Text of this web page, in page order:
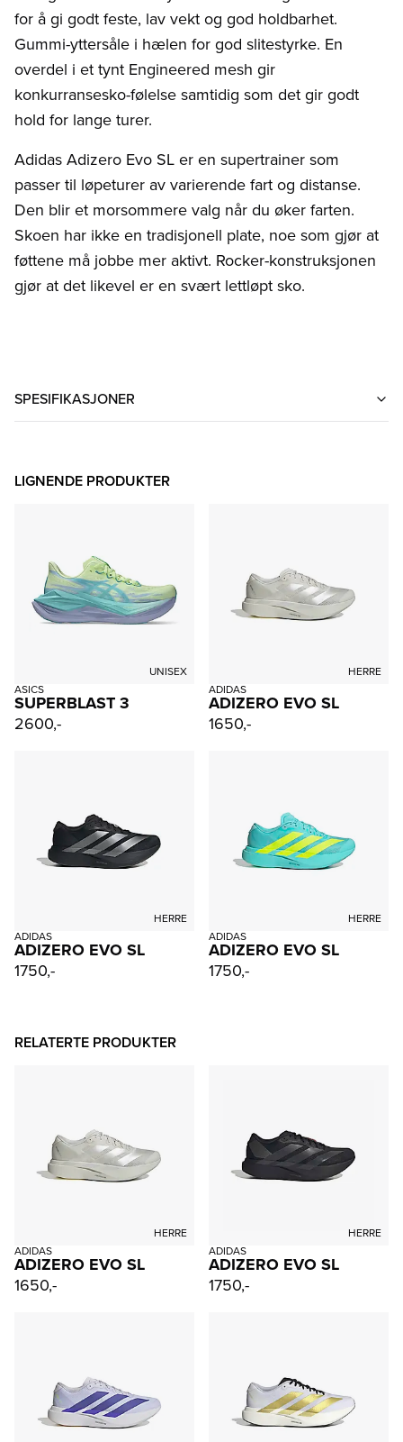
for å gi godt feste, lav vekt og god holdbarhet.
Gummi-yttersåle i hælen for god slitestyrke. En
overdel i et tynt Engineered mesh gir
konkurransesko-følelse samtidig som det gir godt
hold for lange turer.
Adidas Adizero Evo SL er en supertrainer som
passer til løpeturer av varierende fart og distanse.
Den blir et morsommere valg når du øker farten.
Skoen har ikke en tradisjonell plate, noe som gjør at
føttene må jobbe mer aktivt. Rocker-konstruksjonen
gjør at det likevel er en svært lettløpt sko.
SPESIFIKASJONER
LIGNENDE PRODUKTER
UNISEX
ASICS
SUPERBLAST 3
2600,-
HERRE
ADIDAS
ADIZERO EVO SL
1650,-
HERRE
ADIDAS
ADIZERO EVO SL
1750,-
HERRE
ADIDAS
ADIZERO EVO SL
1750,-
RELATERTE PRODUKTER
HERRE
ADIDAS
ADIZERO EVO SL
1650,-
HERRE
ADIDAS
ADIZERO EVO SL
1750,-